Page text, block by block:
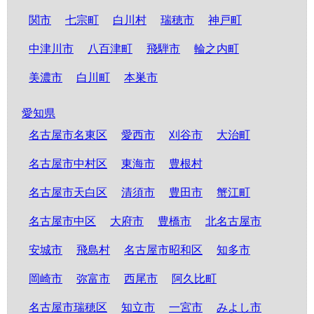
関市 七宗町 白川村 瑞穂市 神戸町
中津川市 八百津町 飛騨市 輪之内町
美濃市 白川町 本巣市
愛知県
名古屋市名東区
愛西市 刈谷市 大治町
名古屋市中村区 東海市 豊根村
名古屋市天白区 清須市 豊田市 蟹江町
名古屋市中区 大府市 豊橋市 北名古屋市
安城市 飛島村 名古屋市昭和区 知多市
岡崎市 弥富市 西尾市 阿久比町
名古屋市瑞穂区 知立市 一宮市 みよし市